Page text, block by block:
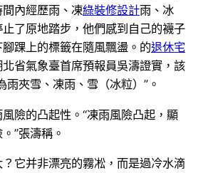
內經歷雨、凍綠裝修設計雨、冰
了原地踏步，他們感到自己的襪子
踝上的標籤在隨風飄盪。的退休宅
省氣象臺首席預報員吳濤證實，該
雨夾雪、凍雨、雪（冰粒）”。
險的凸起性。“凍雨風險凸起，顯
”張濤稱。
它并非漂亮的霧凇，而是過冷水滴